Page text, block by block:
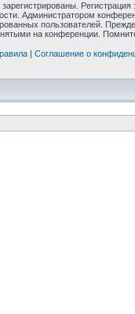
Регистрация
Администратором
пользователей.
на конференции.
| Соглашение о